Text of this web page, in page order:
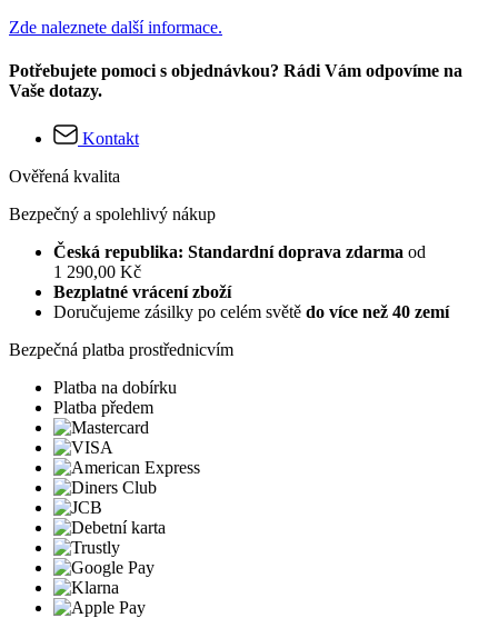
Zde naleznete další informace.
Potřebujete pomoci s objednávkou? Rádi Vám odpovíme na
Vaše dotazy.
Kontakt
Ověřená kvalita
Bezpečný a spolehlivý nákup
Česká republika: Standardní doprava zdarma od
1 290,00 Kč
Bezplatné vrácení zboží
Doručujeme zásilky po celém světě do více než 40 zemí
Bezpečná platba prostřednicvím
Platba na dobírku
Platba předem